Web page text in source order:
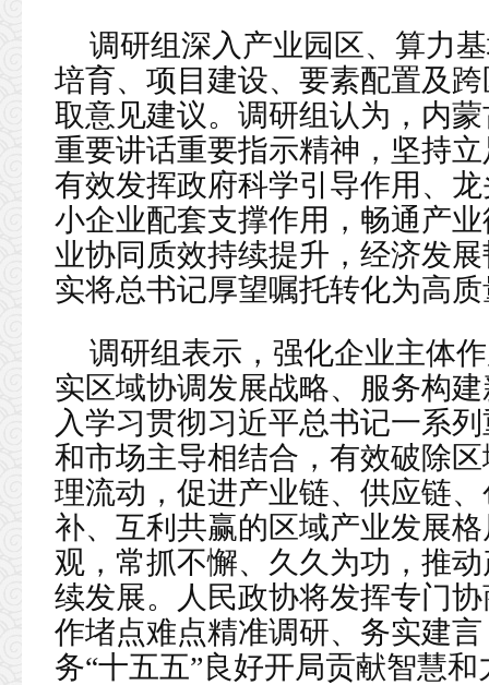
调研组深入产业园区、算力
培育、项目建设、要素配置及
取意见建议。调研组认为，内
重要讲话重要指示精神，坚持
有效发挥政府科学引导作用、
小企业配套支撑作用，畅通产
业协同质效持续提升，经济发
实将总书记厚望嘱托转化为高
调研组表示，强化企业主体
实区域协调发展战略、服务构
入学习贯彻习近平总书记一系
和市场主导相结合，有效破除
理流动，促进产业链、供应链
补、互利共赢的区域产业发展
观，常抓不懈、久久为功，推
续发展。人民政协将发挥专门
作堵点难点精准调研、务实建
务“十五五”良好开局贡献智慧和